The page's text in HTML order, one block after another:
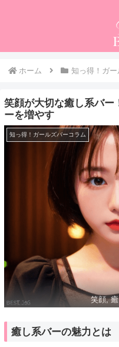
ホーム 知っ得！ガ
笑顔が大切な癒し系バー
ーを増やす
知っ得！ガールズバーコラム
笑顔,
癒し系バーの魅力とは